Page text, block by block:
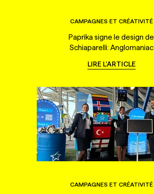
CAMPAGNES ET CRÉATIVITÉ
Paprika signe le design de
Schiaparelli: Anglomaniac
LIRE L'ARTICLE
CAMPAGNES ET CRÉATIVITÉ